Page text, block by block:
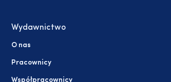
Wydawnictwo
O nas
Pracownicy
Współpracownicy